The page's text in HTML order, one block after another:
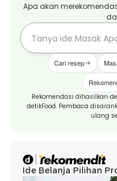
Apa akan
Cari resep
Rekomendasi dihasilkan
detikFood. Pembaca
ulang